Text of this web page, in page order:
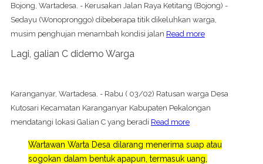
Bojong, Wartadesa. - Kerusakan Jalan Raya Ketitang (Bojong) -
Sedayu (Wonopronggo) dibeberapa titik dikeluhkan warga,
musim penghujan menambah kondisi jalan Read more
Lagi, galian C didemo Warga
Karanganyar, Wartadesa. - Rabu ( 03/02) Ratusan warga Desa
Kutosari Kecamatan Karanganyar Kabupaten Pekalongan
mendatangi lokasi Galian C yang beradi Read more
Wartawan Warta Desa dilarang menerima suap atau
sogokan dalam bentuk apapun, termasuk uang,